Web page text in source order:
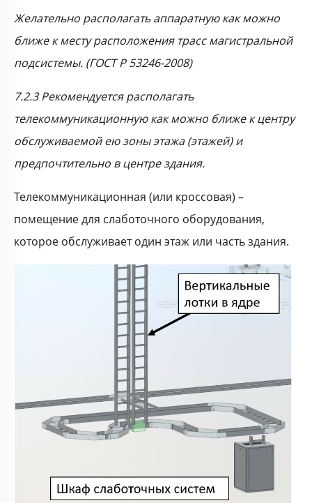
Желательно располагать аппаратную как можно
ближе к месту расположения трасс магистральной
подсистемы. (ГОСТ Р 53246-2008)
7.2.3 Рекомендуется располагать
телекоммуникационную как можно ближе к центру
обслуживаемой ею зоны этажа (этажей) и
предпочтительно в центре здания.
Телекоммуникационная (или кроссовая) –
помещение для слаботочного оборудования,
которое обслуживает один этаж или часть здания.